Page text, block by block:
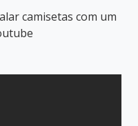
camisetas com um